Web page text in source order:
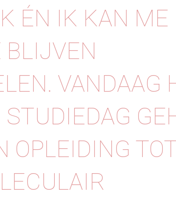
ÉN IK KAN ME
BLIJVEN
VANDAAG
OPLEIDING